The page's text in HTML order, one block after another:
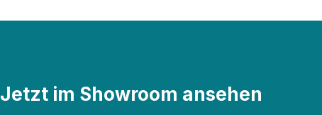
Jetzt im Showroom ansehen